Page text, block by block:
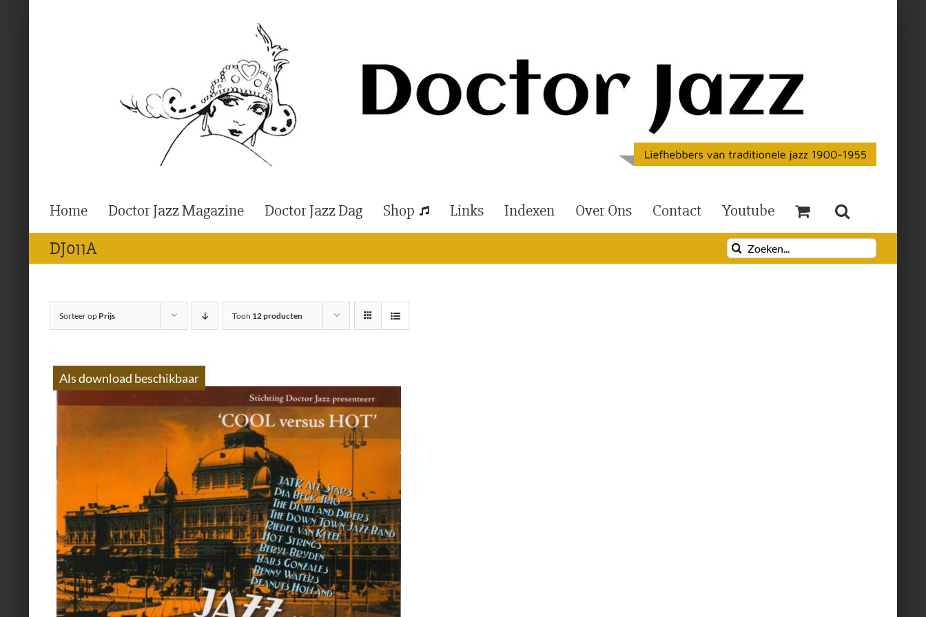
Home Doctor Jazz Magazine Doctor Jazz Dag Shop Links Indexen Over Ons Contact Youtube
DJ011A
Zoeken
naar:
Sorteer op Prijs Toon 12 producten
Als download beschikbaar